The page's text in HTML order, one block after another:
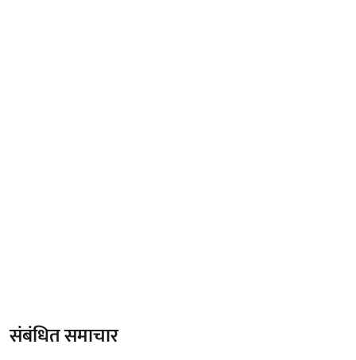
संबंधित समाचार